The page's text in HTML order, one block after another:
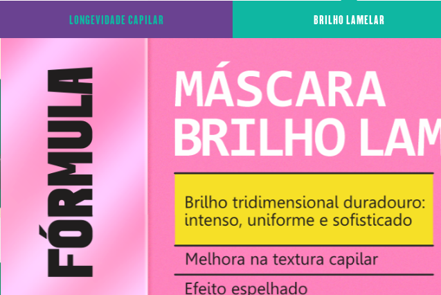
LONGEVIDADE CAPILAR BRILHO LAMELAR